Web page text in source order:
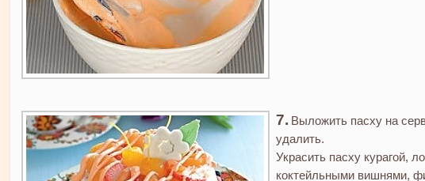
Выложить пасху на
удалить.
Украсить пасху курагой,
коктейльными вишнями,